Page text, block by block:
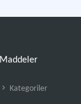
Maddeler
Kategoriler